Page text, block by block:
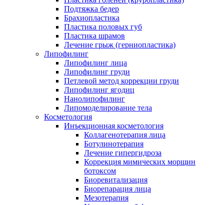
Подтяжка бедер
Брахиопластика
Пластика половых губ
Пластика шрамов
Лечение грыж (герниопластика)
Липофилинг
Липофилинг лица
Липофилинг груди
Петлевой метод коррекции груди
Липофилинг ягодиц
Нанолипофилинг
Липомоделирование тела
Косметология
Инъекционная косметология
Коллагенотерапия лица
Ботулинотерапия
Лечение гипергидроза
Коррекция мимических морщин
ботоксом
Биоревитализация
Биорепарация лица
Мезотерапия